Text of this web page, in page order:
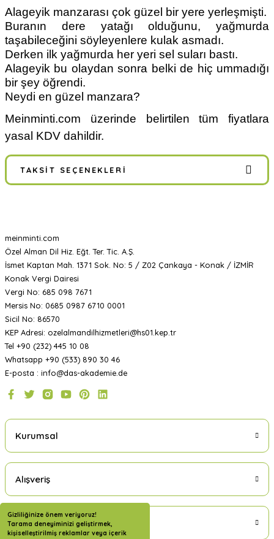
Gizliliğinize önem veriyoruz!
Tarama deneyiminizi geliştirmek,
kişiselleştirilmiş reklamlar veya içerik
Alageyik manzarası çok güzel bir yere yerleşmişti.
Buranın dere yatağı olduğunu, yağmurda
taşabileceğini söyleyenlere kulak asmadı.
Derken ilk yağmurda her yeri sel suları bastı.
Alageyik bu olaydan sonra belki de hiç ummadığı
bir şey öğrendi.
Neydi en güzel manzara?
Meinminti.com üzerinde belirtilen tüm fiyatlara
yasal KDV dahildir.
TAKSIT SEÇENEKLERI
meinminti.com
Özel Alman Dil Hiz. Eğt. Ter. Tic. A.Ş.
İsmet Kaptan Mah. 1371 Sok. No: 5 / Z02 Çankaya - Konak / İZMİR
Konak Vergi Dairesi
Vergi No: 685 098 7671
Mersis No: 0685 0987 6710 0001
Sicil No: 86570
KEP Adresi: ozelalmandilhizmetleri@hs01.kep.tr
Tel +90 (232) 445 10 08
Whatsapp +90 (533) 890 30 46
E-posta : info@das-akademie.de
Kurumsal
Alışveriş
Üyelik